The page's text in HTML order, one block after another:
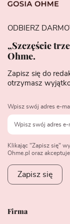
Firma
ODBIERZ
„Szczęście
Ohme.
Zapisz się do
otrzymasz
Wpisz swój adres e-
Klikając "Zapisz się"
Ohme.pl oraz
Zapisz się